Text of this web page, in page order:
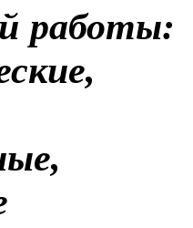
работы: